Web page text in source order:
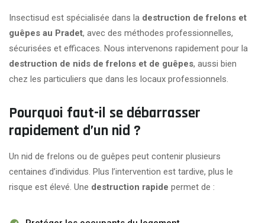
Insectisud est spécialisée dans la destruction de frelons et
guêpes au Pradet, avec des méthodes professionnelles,
sécurisées et efficaces. Nous intervenons rapidement pour la
destruction de nids de frelons et de guêpes, aussi bien
chez les particuliers que dans les locaux professionnels.
Pourquoi faut-il se débarrasser
rapidement d’un nid ?
Un nid de frelons ou de guêpes peut contenir plusieurs
centaines d’individus. Plus l’intervention est tardive, plus le
risque est élevé. Une destruction rapide permet de :